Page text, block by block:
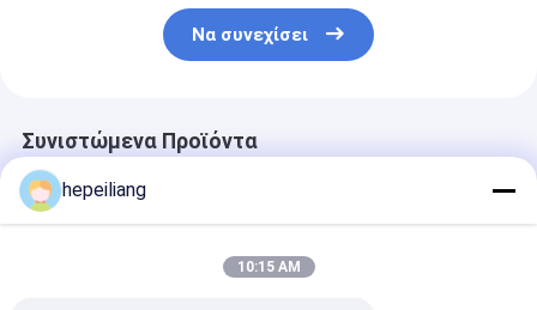
Να συνεχίσει
Συνιστώμενα Προϊόντα
hepeiliang
10:15 AM